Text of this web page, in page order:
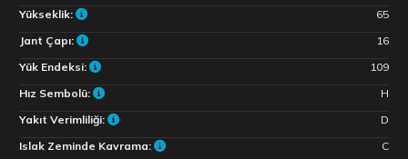
Yükseklik:
65
Jant Çapı:
16
Yük Endeksi:
109
Hız Sembolü:
H
Yakıt Verimliliği:
D
Islak Zeminde Kavrama:
C